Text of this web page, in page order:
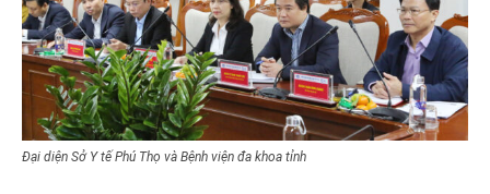
Đại diện Sở Y tế Phú Thọ và Bệnh viện đa khoa tỉnh